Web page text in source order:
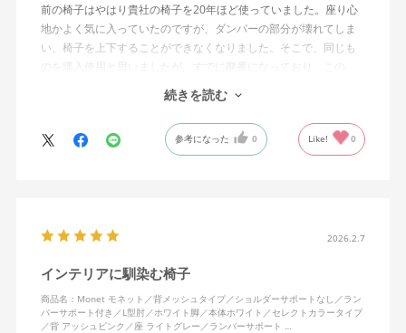
前の椅子はやはり貴社の椅子を20年ほど使っていました。座り心
地かよく気に入っていたのですが、ダンパーの部分が壊れてしま
い、椅子を上下することができなくなりました。そこで、同じも
のを購入使用と思いましたが、すでに廃番になっており、この
MonEtを購入しました。やや固めの椅子ですが、使っているうち
になじんでくるのではと思っています。フローリング床で使って
いますが、ややキャスターがよく動きすぎるのが難点でしょう
か。
続きを読む
参考になった 0 Like! 0
2026.2.7
インテリアに馴染む椅子
商品名：Monet モネット／背メッシュタイプ／ショルダーサポートなし／ラン
バーサポート付き／L型肘／ホワイト脚／本体ホワイト／セレクトカラータイプ
／背 アッシュピンク／座 ライトグレー／ランバーサポート …